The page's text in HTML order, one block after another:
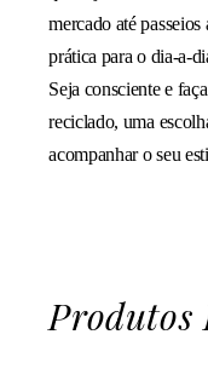
mercado até
prática para o dia-a-
Seja consciente e
reciclado, uma
acompanhar o seu
Produtos